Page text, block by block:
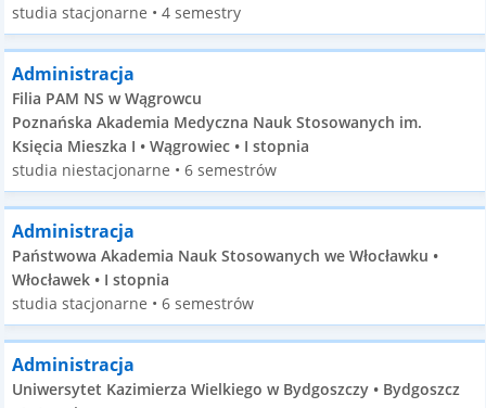
studia stacjonarne • 4 semestry
Administracja
Filia PAM NS w Wągrowcu
Poznańska Akademia Medyczna Nauk Stosowanych im.
Księcia Mieszka I • Wągrowiec • I stopnia
studia niestacjonarne • 6 semestrów
Administracja
Państwowa Akademia Nauk Stosowanych we Włocławku •
Włocławek • I stopnia
studia stacjonarne • 6 semestrów
Administracja
Uniwersytet Kazimierza Wielkiego w Bydgoszczy • Bydgoszcz